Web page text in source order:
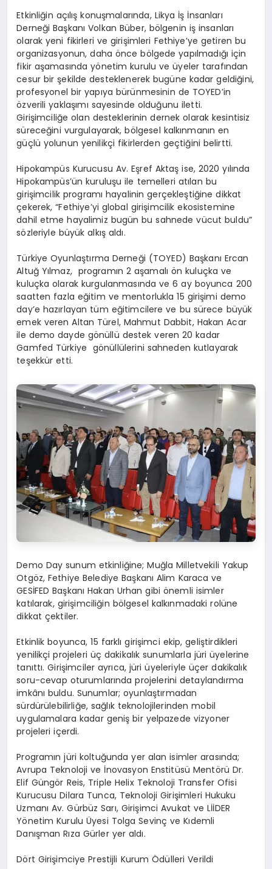
Etkinliğin açılış konuşmalarında, Likya İş İnsanları
Derneği Başkanı Volkan Büber, bölgenin iş insanları
olarak yeni fikirleri ve girişimleri Fethiye’ye getiren bu
organizasyonun, daha önce bölgede yapılmadığı için
fikir aşamasında yönetim kurulu ve üyeler tarafından
cesur bir şekilde desteklenerek bugüne kadar geldiğini,
profesyonel bir yapıya bürünmesinin de TOYED’in
özverili yaklaşımı sayesinde olduğunu iletti.
Girişimciliğe olan desteklerinin dernek olarak kesintisiz
süreceğini vurgulayarak, bölgesel kalkınmanın en
güçlü yolunun yenilikçi fikirlerden geçtiğini belirtti.
Hipokampüs Kurucusu Av. Eşref Aktaş ise, 2020 yılında
Hipokampüs’ün kuruluşu ile temelleri atılan bu
girişimcilik programı hayalinin gerçekleştiğine dikkat
çekerek, “Fethiye’yi global girişimcilik ekosistemine
dahil etme hayalimiz bugün bu sahnede vücut buldu”
sözleriyle büyük alkış aldı.
Türkiye Oyunlaştırma Derneği (TOYED) Başkanı Ercan
Altuğ Yılmaz, programın 2 aşamalı ön kuluçka ve
kuluçka olarak kurgulanmasında ve 6 ay boyunca 200
saatten fazla eğitim ve mentorlukla 15 girişimi demo
day’e hazırlayan tüm eğitimcilere ve bu sürece büyük
emek veren Altan Türel, Mahmut Dabbit, Hakan Acar
ile demo dayde gönüllü destek veren 20 kadar
Gamfed Türkiye gönüllülerini sahneden kutlayarak
teşekkür etti.
Demo Day sunum etkinliğine; Muğla Milletvekili Yakup
Otgöz, Fethiye Belediye Başkanı Alim Karaca ve
GESİFED Başkanı Hakan Urhan gibi önemli isimler
katılarak, girişimciliğin bölgesel kalkınmadaki rolüne
dikkat çektiler.
Etkinlik boyunca, 15 farklı girişimci ekip, geliştirdikleri
yenilikçi projeleri üç dakikalık sunumlarla jüri üyelerine
tanıttı. Girişimciler ayrıca, jüri üyeleriyle üçer dakikalık
soru-cevap oturumlarında projelerini detaylandırma
imkânı buldu. Sunumlar; oyunlaştırmadan
sürdürülebilirliğe, sağlık teknolojilerinden mobil
uygulamalara kadar geniş bir yelpazede vizyoner
projeleri içerdi.
Programın jüri koltuğunda yer alan isimler arasında;
Avrupa Teknoloji ve İnovasyon Enstitüsü Mentörü Dr.
Elif Güngör Reis, Triple Helix Teknoloji Transfer Ofisi
Kurucusu Dilara Tunca, Teknoloji Girişimleri Hukuku
Uzmanı Av. Gürbüz Sarı, Girişimci Avukat ve LİİDER
Yönetim Kurulu Üyesi Tolga Sevinç ve Kıdemli
Danışman Rıza Gürler yer aldı.
Dört Girişimciye Prestijli Kurum Ödülleri Verildi